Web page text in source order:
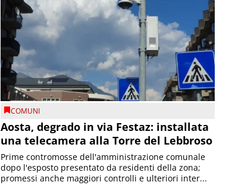
COMUNI
Aosta, degrado in via Festaz: installata
una telecamera alla Torre del Lebbroso
Prime contromosse dell'amministrazione comunale
dopo l'esposto presentato da residenti della zona;
promessi anche maggiori controlli e ulteriori inter...